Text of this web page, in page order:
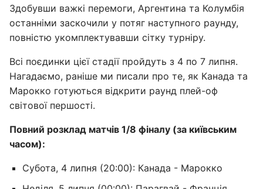
Здобувши важкі перемоги, Аргентина та Колумбія
останніми заскочили у потяг наступного раунду,
повністю укомплектувавши сітку турніру.
Всі поєдинки цієї стадії пройдуть з 4 по 7 липня.
Нагадаємо, раніше ми писали про те, як Канада та
Марокко готуються відкрити раунд плей-оф
світової першості.
Повний розклад матчів 1/8 фіналу (за київським
часом):
Субота, 4 липня (20:00): Канада - Марокко